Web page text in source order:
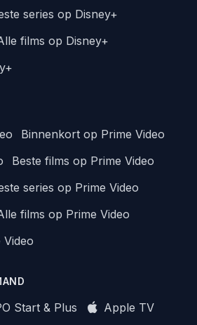
series op Disney+
films op Disney+
Binnenkort op Prime Video
Beste films op Prime Video
series op Prime Video
films op Prime Video
Start & Plus Apple TV